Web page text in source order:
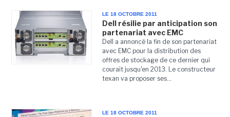
LE 18 OCTOBRE 2011
Dell résilie par anticipation son
partenariat avec EMC
Dell a annoncé la fin de son partenariat
avec EMC pour la distribution des
offres de stockage de ce dernier qui
courait jusqu'en 2013. Le constructeur
texan va proposer ses...
LE 18 OCTOBRE 2011